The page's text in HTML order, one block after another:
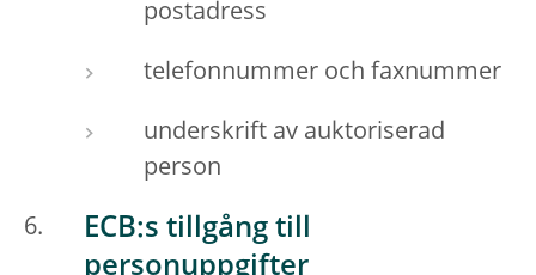
postadress
telefonnummer och faxnummer
underskrift av auktoriserad
person
ECB:s tillgång till
personuppgifter